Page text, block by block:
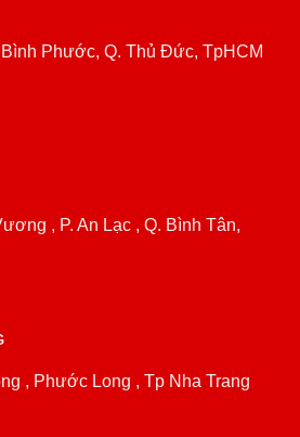
Phước, Q. Thủ Đức, TpHCM
, P. An Lạc , Q. Bình Tân,
, Phước Long , Tp Nha Trang